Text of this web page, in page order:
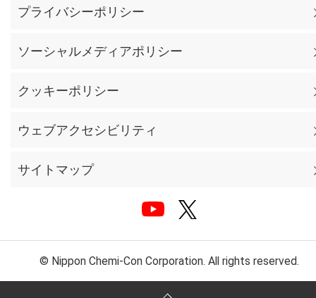
プライバシーポリシー
ソーシャルメディアポリシー
クッキーポリシー
ウェブアクセシビリティ
サイトマップ
© Nippon Chemi-Con Corporation. All rights reserved.